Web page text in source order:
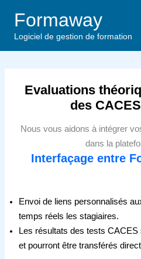
contenu
Formaway
Logiciel de gestion de formation
Evaluations
des
Nous vous aidons à intégrer
dans la
Interfaçage entre
Envoi de liens personnalisés
temps réels les stagiaires.
Les résultats des tests
et pourront être transférés